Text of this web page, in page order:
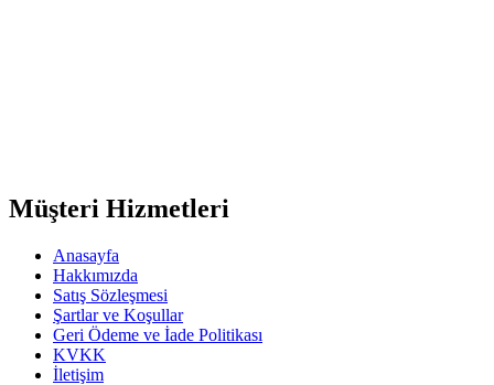
Müşteri Hizmetleri
Anasayfa
Hakkımızda
Satış Sözleşmesi
Şartlar ve Koşullar
Geri Ödeme ve İade Politikası
KVKK
İletişim